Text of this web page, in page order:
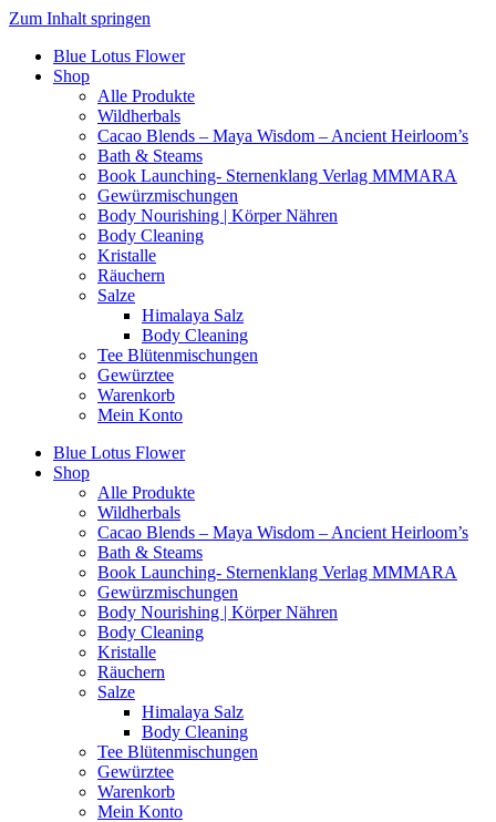
Zum Inhalt springen
Blue Lotus Flower
Shop
Alle Produkte
Wildherbals
Cacao Blends – Maya Wisdom – Ancient Heirloom’s
Bath & Steams
Book Launching- Sternenklang Verlag MMMARA
Gewürzmischungen
Body Nourishing | Körper Nähren
Body Cleaning
Kristalle
Räuchern
Salze
Himalaya Salz
Body Cleaning
Tee Blütenmischungen
Gewürztee
Warenkorb
Mein Konto
Blue Lotus Flower
Shop
Alle Produkte
Wildherbals
Cacao Blends – Maya Wisdom – Ancient Heirloom’s
Bath & Steams
Book Launching- Sternenklang Verlag MMMARA
Gewürzmischungen
Body Nourishing | Körper Nähren
Body Cleaning
Kristalle
Räuchern
Salze
Himalaya Salz
Body Cleaning
Tee Blütenmischungen
Gewürztee
Warenkorb
Mein Konto